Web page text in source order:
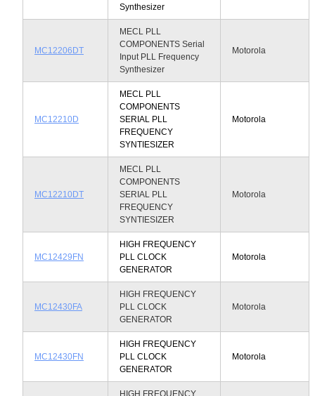
Synthesizer
MC12206DT
MECL PLL
COMPONENTS Serial
Input PLL Frequency
Synthesizer
Motorola
MC12210D
MECL PLL
COMPONENTS
SERIAL PLL
FREQUENCY
SYNTIESIZER
Motorola
MC12210DT
MECL PLL
COMPONENTS
SERIAL PLL
FREQUENCY
SYNTIESIZER
Motorola
MC12429FN
HIGH FREQUENCY
PLL CLOCK
GENERATOR
Motorola
MC12430FA
HIGH FREQUENCY
PLL CLOCK
GENERATOR
Motorola
MC12430FN
HIGH FREQUENCY
PLL CLOCK
GENERATOR
Motorola
HIGH FREQUENCY